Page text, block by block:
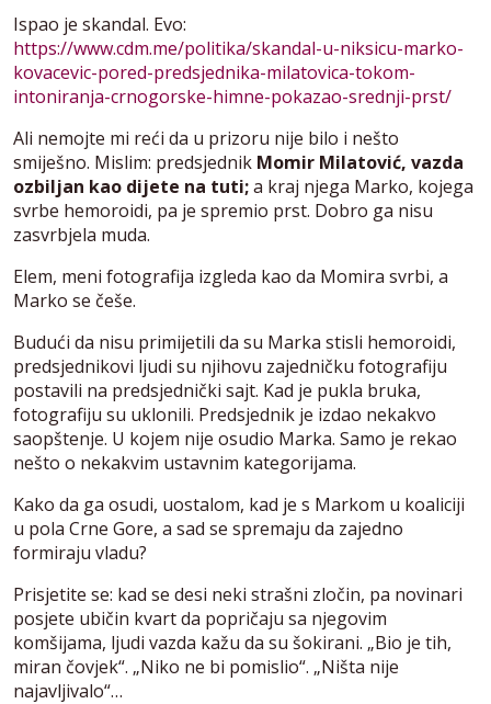
Ispao je skandal. Evo:
https://www.cdm.me/politika/skandal-u-niksicu-marko-
kovacevic-pored-predsjednika-milatovica-tokom-
intoniranja-crnogorske-himne-pokazao-srednji-prst/
Ali nemojte mi reći da u prizoru nije bilo i nešto
smiješno. Mislim: predsjednik Momir Milatović, vazda
ozbiljan kao dijete na tuti;a kraj njega Marko, kojega
svrbe hemoroidi, pa je spremio prst. Dobro ga nisu
zasvrbjela muda.
Elem, meni fotografija izgleda kao da Momira svrbi, a
Marko se češe.
Budući da nisu primijetili da su Marka stisli hemoroidi,
predsjednikovi ljudi su njihovu zajedničku fotografiju
postavili na predsjednički sajt. Kad je pukla bruka,
fotografiju su uklonili. Predsjednik je izdao nekakvo
saopštenje. U kojem nije osudio Marka. Samo je rekao
nešto o nekakvim ustavnim kategorijama.
Kako da ga osudi, uostalom, kad je s Markom u koaliciji
u pola Crne Gore, a sad se spremaju da zajedno
formiraju vladu?
Prisjetite se: kad se desi neki strašni zločin, pa novinari
posjete ubičin kvart da popričaju sa njegovim
komšijama, ljudi vazda kažu da su šokirani. „Bio je tih,
miran čovjek“. „Niko ne bi pomislio“. „Ništa nije
najavljivalo“…